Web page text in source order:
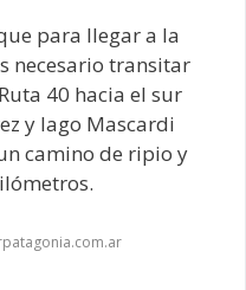
para llegar a la
necesario transitar
40 hacia el sur
y lago Mascardi
camino de ripio y